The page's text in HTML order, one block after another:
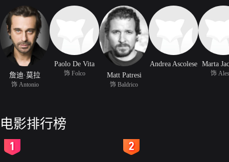
詹迪·莫拉
饰 Antonio
Paolo De Vita
饰 Folco Matt Patresi
饰 Baldrico
Andrea Ascolese Marta
饰
电影排行榜